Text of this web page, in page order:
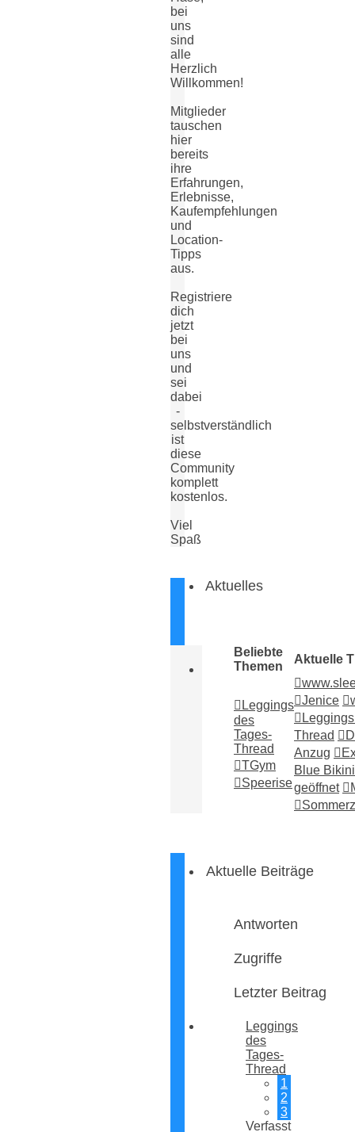
bei
uns
sind
alle
Herzlich
Willkommen!
Mitglieder
tauschen
hier
bereits
ihre
Erfahrungen,
Erlebnisse,
Kaufempfehlungen
und
Location-
Tipps
aus.
Registriere
dich
jetzt
bei
uns
und
sei
dabei
-
selbstverständlich
ist
diese
Community
komplett
kostenlos.
Viel
Spaß
Aktuelles
Beliebte
Themen
Aktuelle
Leggings
des
Tages-
Thread
TGym
Speerise
Jenice
Thread
Anzug
Blue Bikini
geöffnet
Aktuelle Beiträge
Antworten
Zugriffe
Letzter Beitrag
Leggings
des
Tages-
Thread
1
2
3
Verfasst